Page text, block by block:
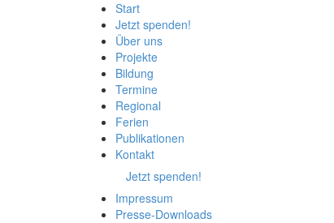
Start
Jetzt spenden!
Über uns
Projekte
Bildung
Termine
Regional
Ferien
Publikationen
Kontakt
Jetzt spenden!
Impressum
Presse-Downloads